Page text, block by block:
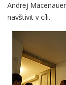
Andrej
navštívit v cíli.